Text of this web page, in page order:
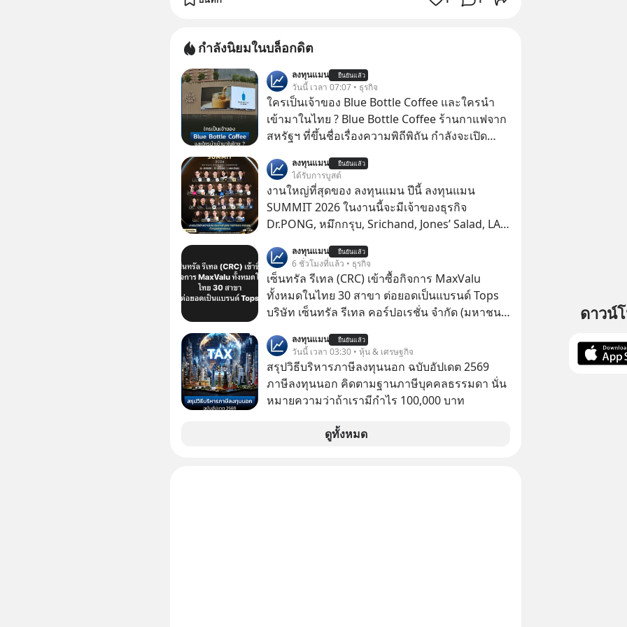
กำลังนิยมในบล็อกดิต
ลงทุนแมน ยืนยันแล้ว
วันนี้ เวลา 07:07 • ธุรกิจ
ใครเป็นเจ้าของ Blue Bottle Coffee และใครนำ
เข้ามาในไทย ? Blue Bottle Coffee ร้านกาแฟจาก
สหรัฐฯ ที่ขึ้นชื่อเรื่องความพิถีพิถัน กำลังจะเปิด
ลงทุนแมน ยืนยันแล้ว
ได้รับการบูสต์
งานใหญ่ที่สุดของ ลงทุนแมน ปีนี้ ลงทุนแมน
SUMMIT 2026 ในงานนี้จะมีเจ้าของธุรกิจ
Dr.PONG, หมึกกรุบ, Srichand, Jones’ Salad, LA
แชร์ความรู้การสร้างธุรกิจ
ลงทุนแมน ยืนยันแล้ว
6 ชั่วโมงที่แล้ว • ธุรกิจ
เซ็นทรัล รีเทล (CRC) เข้าซื้อกิจการ MaxValu
ทั้งหมดในไทย 30 สาขา ต่อยอดเป็นแบรนด์ Tops
บริษัท เซ็นทรัล รีเทล คอร์ปอเรชั่น จำกัด (มหาชน)
ฟู้ด รีเทล จำกัด (CFR) ซึ่งเป็นบริษัทย่อยที่ CRC ถือ
หุ้นทั้งทางตรงและทางอ้อม 100%
ลงทุนแมน ยืนยันแล้ว
วันนี้ เวลา 03:30 • หุ้น & เศรษฐกิจ
สรุปวิธีบริหารภาษีลงทุนนอก ฉบับอัปเดต 2569
ภาษีลงทุนนอก คิดตามฐานภาษีบุคคลธรรมดา นั่น
หมายความว่าถ้าเรามีกำไร 100,000 บาท
ดูทั้งหมด
ดาวน์